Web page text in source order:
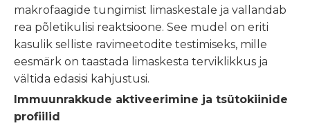
makrofaagide tungimist limaskestale ja vallandab
rea põletikulisi reaktsioone. See mudel on eriti
kasulik selliste ravimeetodite testimiseks, mille
eesmärk on taastada limaskesta terviklikkus ja
vältida edasisi kahjustusi.
Immuunrakkude aktiveerimine ja tsütokiinide
profiilid